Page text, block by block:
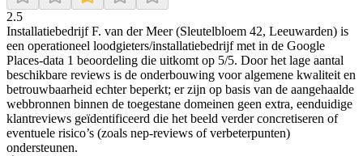
2.5
Installatiebedrijf F. van der Meer (Sleutelbloem 42, Leeuwarden) is
een operationeel loodgieters/installatiebedrijf met in de Google
Places-data 1 beoordeling die uitkomt op 5/5. Door het lage aantal
beschikbare reviews is de onderbouwing voor algemene kwaliteit en
betrouwbaarheid echter beperkt; er zijn op basis van de aangehaalde
webbronnen binnen de toegestane domeinen geen extra, eenduidige
klantreviews geïdentificeerd die het beeld verder concretiseren of
eventuele risico’s (zoals nep-reviews of verbeterpunten)
ondersteunen.